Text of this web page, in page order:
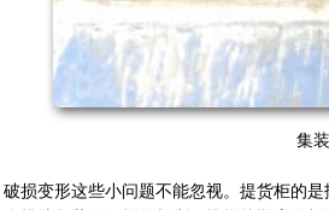
集
破损变形这些小问题不能忽视。提货柜的